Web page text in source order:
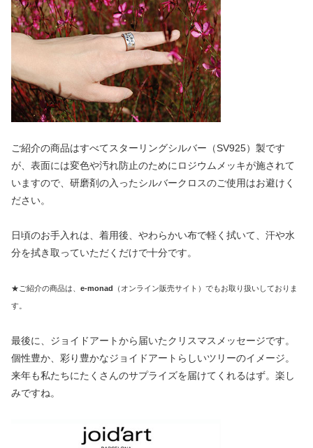
ご紹介の商品はすべてスターリングシルバー（SV925）製です
が、表面には変色や汚れ防止のためにロジウムメッキが施されて
いますので、研磨剤の入ったシルバークロスのご使用はお避けく
ださい。
日頃のお手入れは、着用後、やわらかい布で軽く拭いて、汗や水
分を拭き取っていただくだけで十分です。
★ご紹介の商品は、 e-monad （オンライン販売サイト）でもお取り扱いしておりま
す。
最後に、ジョイドアートから届いたクリスマスメッセージです。
個性豊か、彩り豊かなジョイドアートらしいツリーのイメージ。
来年も私たちにたくさんのサプライズを届けてくれるはず。楽し
みですね。